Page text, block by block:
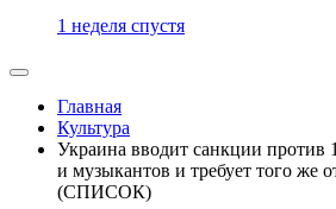
1 неделя спустя
Главная
Культура
Украина вводит санкции против
и музыкантов и требует того
(СПИСОК)